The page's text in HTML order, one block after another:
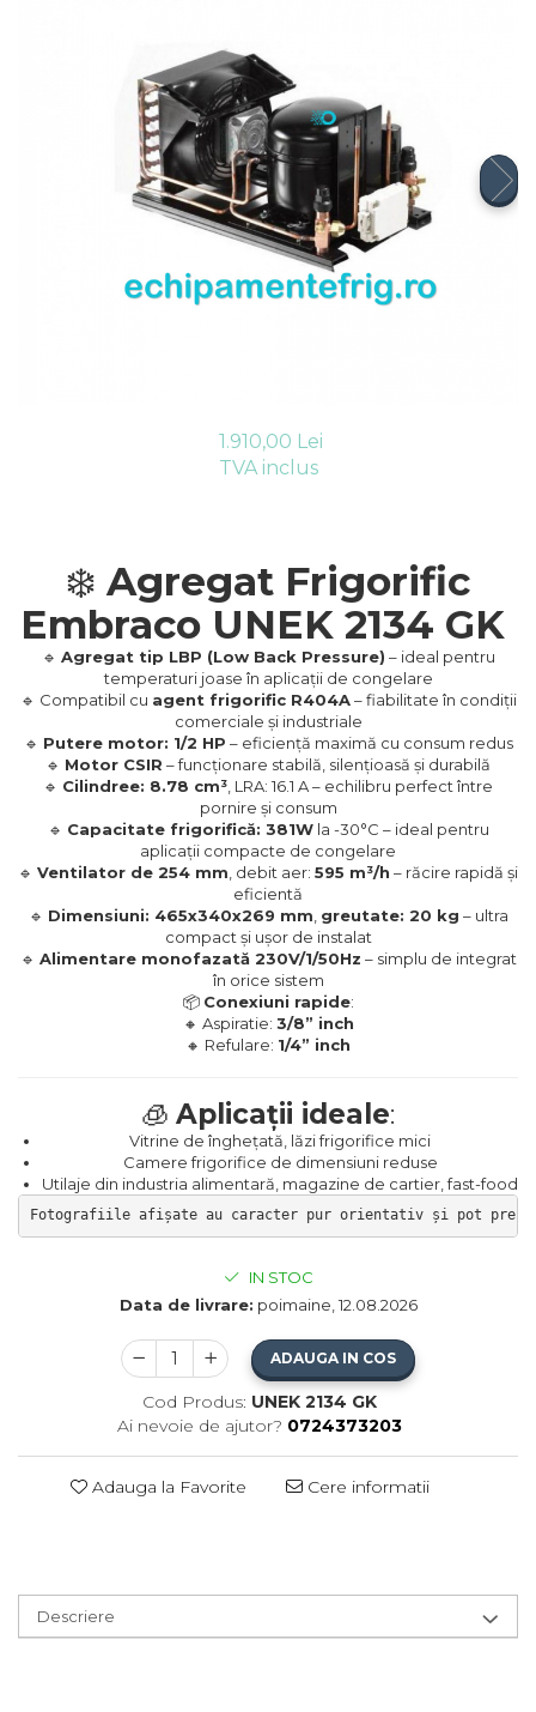
Ventilatoare EbmPapst
Ventilatoare WEIGUANG
Ventilatoare turbina
VENTILATOARE AXIALE
Compresoare Jiaxipera
1.910,00 Lei
TVA inclus
❄️ Agregat Frigorific
Embraco UNEK 2134 GK
🔹 Agregat tip LBP (Low Back Pressure) – ideal pentru
temperaturi joase în aplicații de congelare
🔹 Compatibil cu agent frigorific R404A– fiabilitate în condiții
comerciale și industriale
🔹 Putere motor: 1/2 HP – eficiență maximă cu consum redus
🔹 Motor CSIR – funcționare stabilă, silențioasă și durabilă
🔹 Cilindree: 8.78 cm³ , LRA: 16.1 A – echilibru perfect între
pornire și consum
🔹 Capacitate frigorifică: 381Wla -30°C – ideal pentru
aplicații compacte de congelare
🔹 Ventilator de 254 mm , debit aer: 595 m³/h – răcire rapidă și
eficientă
🔹 Dimensiuni: 465x340x269 mm greutate: 20 kg – ultra
compact și ușor de instalat
🔹 Alimentare monofazată 230V/1/50Hz – simplu de integrat
în orice sistem
📦 Conexiuni rapide:
🔸 Aspiratie: 3/8” inch
🔸 Refulare: 1/4” inch
🧊 Aplicații ideale:
Vitrine de înghețată, lăzi frigorifice mici
Camere frigorifice de dimensiuni reduse
Utilaje din industria alimentară, magazine de cartier, fast-food
Fotografiile afișate au caracter pur orientativ și pot
IN STOC
Data de livrare: poimaine, 12.08.2026
ADAUGA IN COS
Cod Produs: UNEK 2134 GK
Ai nevoie de ajutor? 0724373203
Adauga la Favorite Cere informatii
Descriere